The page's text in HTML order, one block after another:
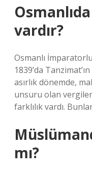
vardır?
Osmanlı
1839’da
asırlık dönemde,
unsuru olan
farklılık vardı.
mı?